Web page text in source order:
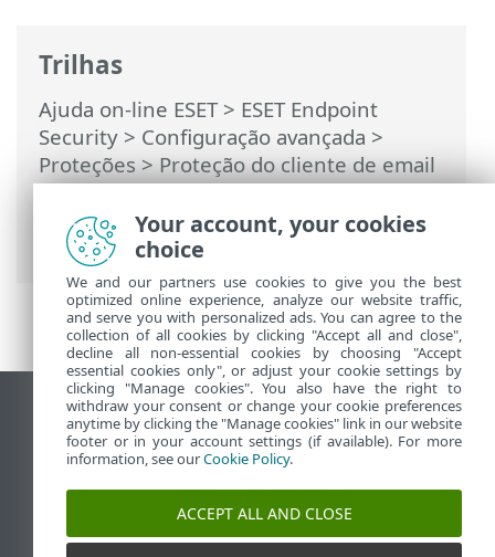
Trilhas
Ajuda on-line ESET> ESET Endpoint
Security > Configuração avançada >
Proteções>Proteção do cliente de email
>Gerenciamento de listas de endereços
Listas de endereços> Adicionar/editar
endereço
Ver site para desktop
End of Life
Base de conhecimento ESET
Fórum ESET
ESET Status Portal
Your account, your cookies
choice
We and our partners use cookies to give you the best
optimized online experience, analyze our website traffic,
and serve you with personalized ads. You can agree to the
collection of all cookies by clicking "Accept all and close",
decline all non-essential cookies by choosing "Accept
essential cookies only", or adjust your cookie settings by
clicking "Manage cookies". You also have the right to
withdraw your consent or change your cookie preferences
anytime by clicking the "Manage cookies" link in our website
footer or in your account settings (if available). For more
information, see ourCookie Policy.
ACCEPT ALL AND CLOSE